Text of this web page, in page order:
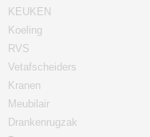
KEUKEN
Koeling
RVS
Vetafscheiders
Kranen
Meubilair
Drankenrugzak